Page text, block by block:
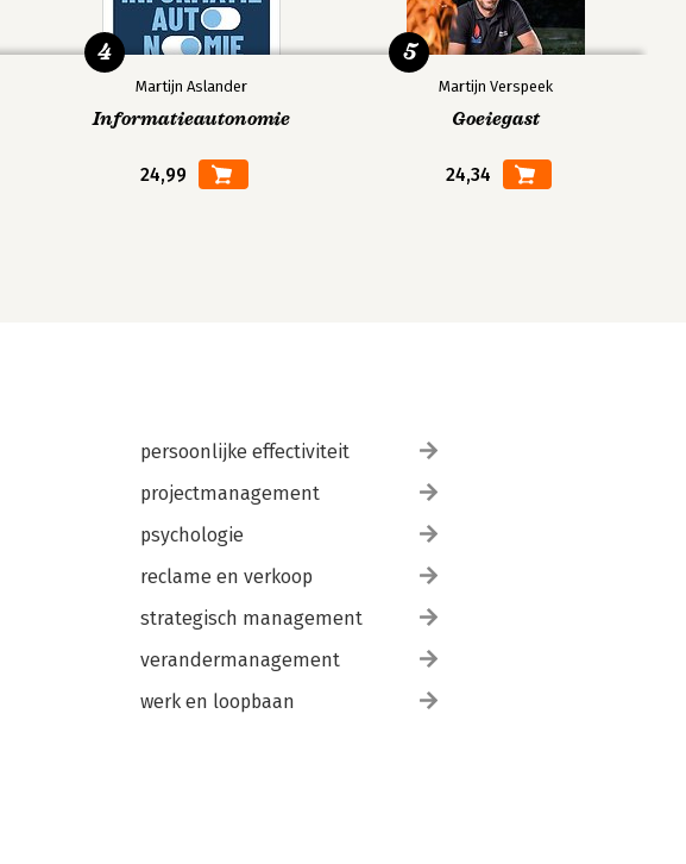
Martijn Aslander
Informatieautonomie
24,99
4
Martijn Verspeek
Goeiegast
24,34
5
persoonlijke effectiviteit
projectmanagement
psychologie
reclame en verkoop
strategisch management
verandermanagement
werk en loopbaan